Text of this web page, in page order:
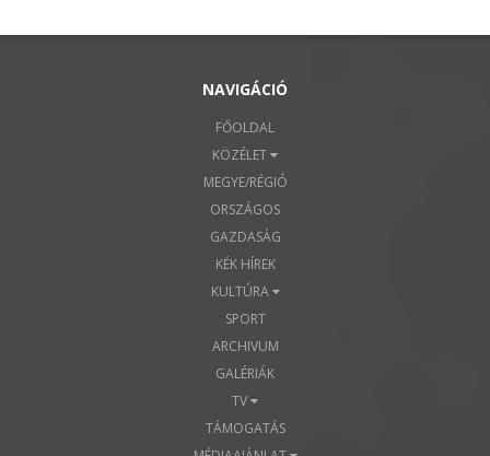
NAVIGÁCIÓ
FŐOLDAL
KÖZÉLET
MEGYE/RÉGIÓ
ORSZÁGOS
GAZDASÁG
KÉK HÍREK
KULTÚRA
SPORT
ARCHIVUM
GALÉRIÁK
TV
TÁMOGATÁS